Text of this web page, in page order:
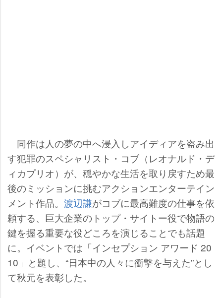
同作は人の夢の中へ浸入しアイディアを盗み出
す犯罪のスペシャリスト・コブ（レオナルド・デ
ィカプリオ）が、穏やかな生活を取り戻すため最
後のミッションに挑むアクションエンターテイン
メント作品。 渡辺謙がコブに最高難度の仕事を依
頼する、巨大企業のトップ・サイトー役で物語の
鍵を握る重要な役どころを演じることでも話題
に。イベントでは「インセプション アワード 20
10」と題し、“日本中の人々に衝撃を与えた”とし
て秋元を表彰した。